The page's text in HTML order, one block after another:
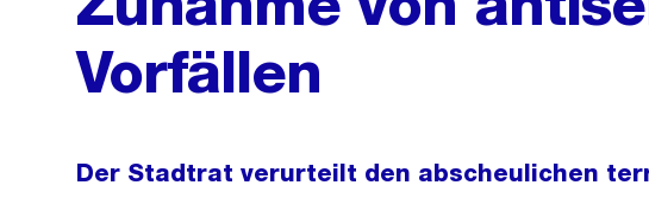
Vorfällen
Der Stadtrat verurteilt den abscheulichen